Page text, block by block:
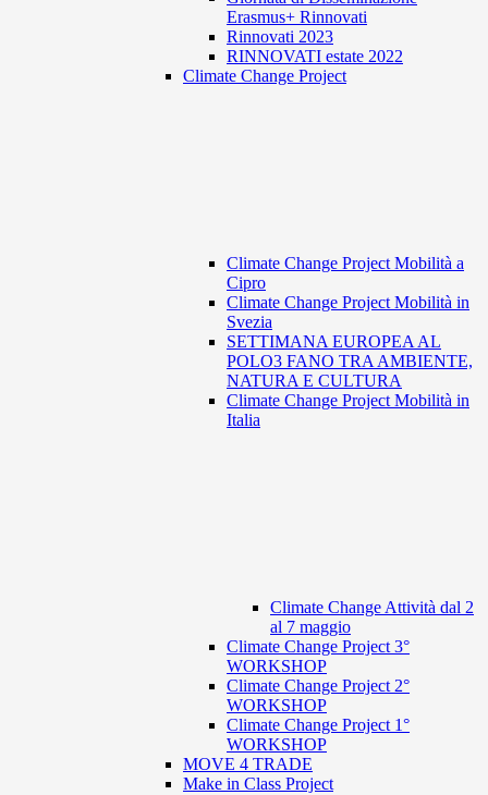
Erasmus+ Rinnovati
Rinnovati 2023
RINNOVATI estate 2022
Climate Change Project
Climate Change Project Mobilità a
Cipro
Climate Change Project Mobilità in
Svezia
SETTIMANA EUROPEA AL
POLO3 FANO TRA AMBIENTE,
NATURA E CULTURA
Climate Change Project Mobilità in
Italia
Climate Change Attività dal 2
al 7 maggio
Climate Change Project 3°
WORKSHOP
Climate Change Project 2°
WORKSHOP
Climate Change Project 1°
WORKSHOP
MOVE 4 TRADE
Make in Class Project